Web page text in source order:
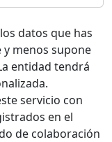
datos que has
menos supone
entidad tendrá
servicio con
en el
de colaboración